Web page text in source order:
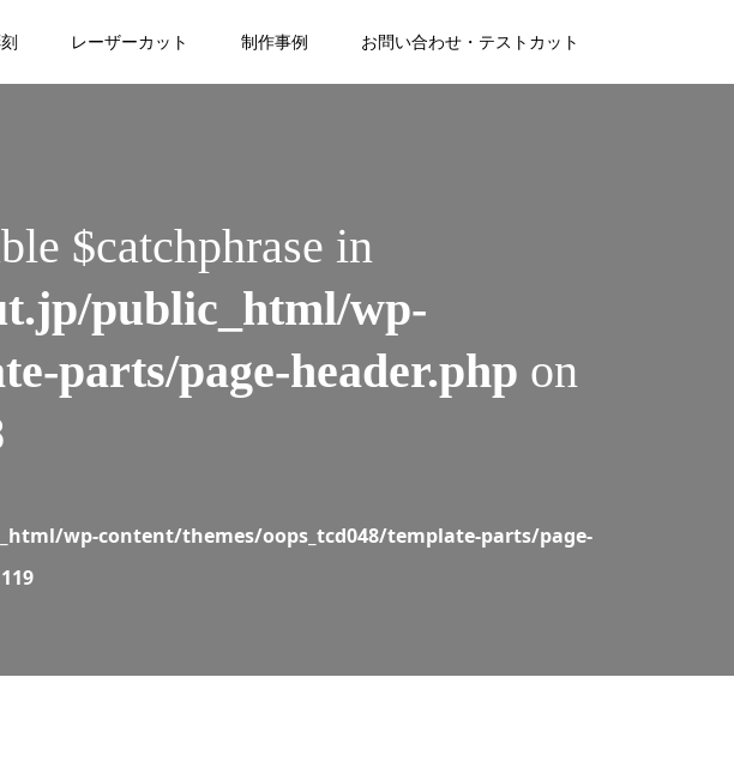
レーザーカット 制作事例 お問い合わせ・テストカット
oops_tcd048/single.php on line20
wp-content/themes/oops_tcd048/single.php
$catchphrase in
public_html/wp-
parts/page-header.php on
wp-content/themes/oops_tcd048/template-parts/page-
119